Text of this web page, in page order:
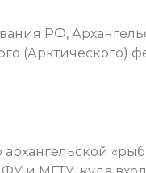
РФ,
(Арктического)
архангельской